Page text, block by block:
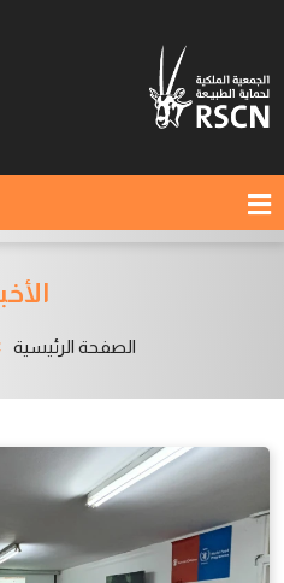
الصفحة الرئيسية